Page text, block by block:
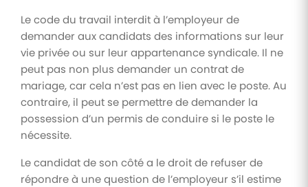
Le code du travail interdit à l’employeur de
demander aux candidats des informations sur leur
vie privée ou sur leur appartenance syndicale. Il ne
peut pas non plus demander un contrat de
mariage, car cela n’est pas en lien avec le poste. Au
contraire, il peut se permettre de demander la
possession d’un permis de conduire si le poste le
nécessite.
Le candidat de son côté a le droit de refuser de
répondre à une question de l’employeur s’il estime